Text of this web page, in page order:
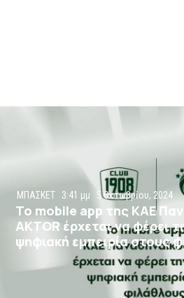
ΜΠΑΣΚΕΤ 3:41 μμ 5 Οκτωβρίου, 2024
Το mobile app της ΚΑΕ
AKTOR έρχεται να φέρει
ψηφιακή εμπειρία στους